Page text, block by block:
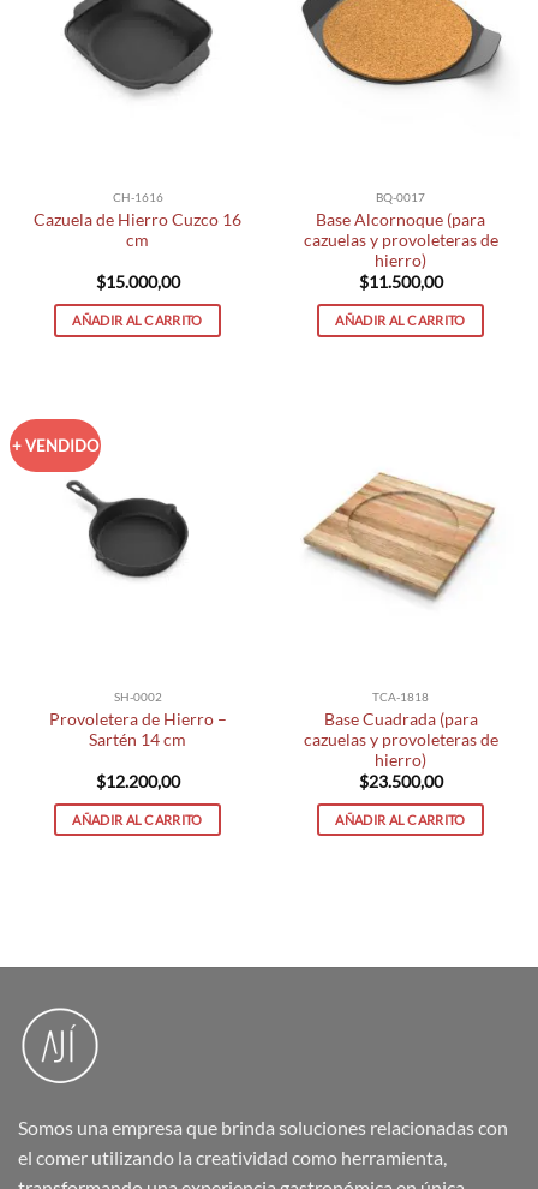
CH-1616
Cazuela de Hierro Cuzco 16
cm
$15.000,00
AÑADIR AL CARRITO
BQ-0017
Base Alcornoque (para
cazuelas y provoleteras de
hierro)
$11.500,00
AÑADIR AL CARRITO
+ VENDIDO
SH-0002
Provoletera de Hierro –
Sartén 14 cm
$12.200,00
AÑADIR AL CARRITO
TCA-1818
Base Cuadrada (para
cazuelas y provoleteras de
hierro)
$23.500,00
AÑADIR AL CARRITO
Somos una empresa que brinda soluciones relacionadas con
el comer utilizando la creatividad como herramienta,